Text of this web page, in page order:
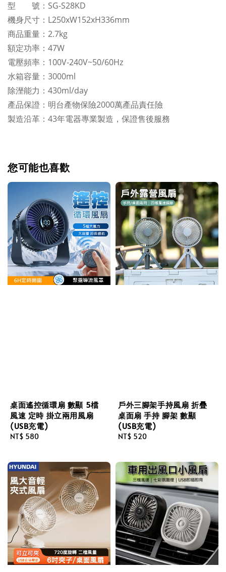
型 號：SG-S28KD
機身尺寸：L250xW152xH336mm
商品重量：2.7kg
額定功率：47W
電壓頻率：100V-240V~50/60Hz
水箱容量：3000ml
除溼能力：430ml/day
產品保證：明台產物保險2000萬產品責任險
製造沿革：43年電器專業製造，保證售後服務
您可能也喜歡
桌面遙控循環扇 數顯 5檔
風速 定時 掛立兩用風扇
(USB充電)
Regular
NT$ 580
戶外三腳架手持風扇 折疊
桌面扇 手持 腳架 數顯
(USB充電)
Regular
NT$ 520